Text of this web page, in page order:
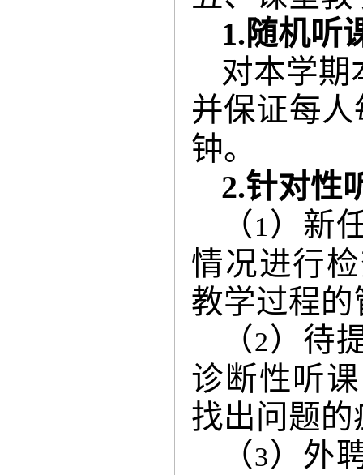
1.随机听
对本学期
并保证每
钟。
2.针对性
（ 1 ）新
情况进行
教学过程
（2）待
诊断性听
找出问题
（3）外